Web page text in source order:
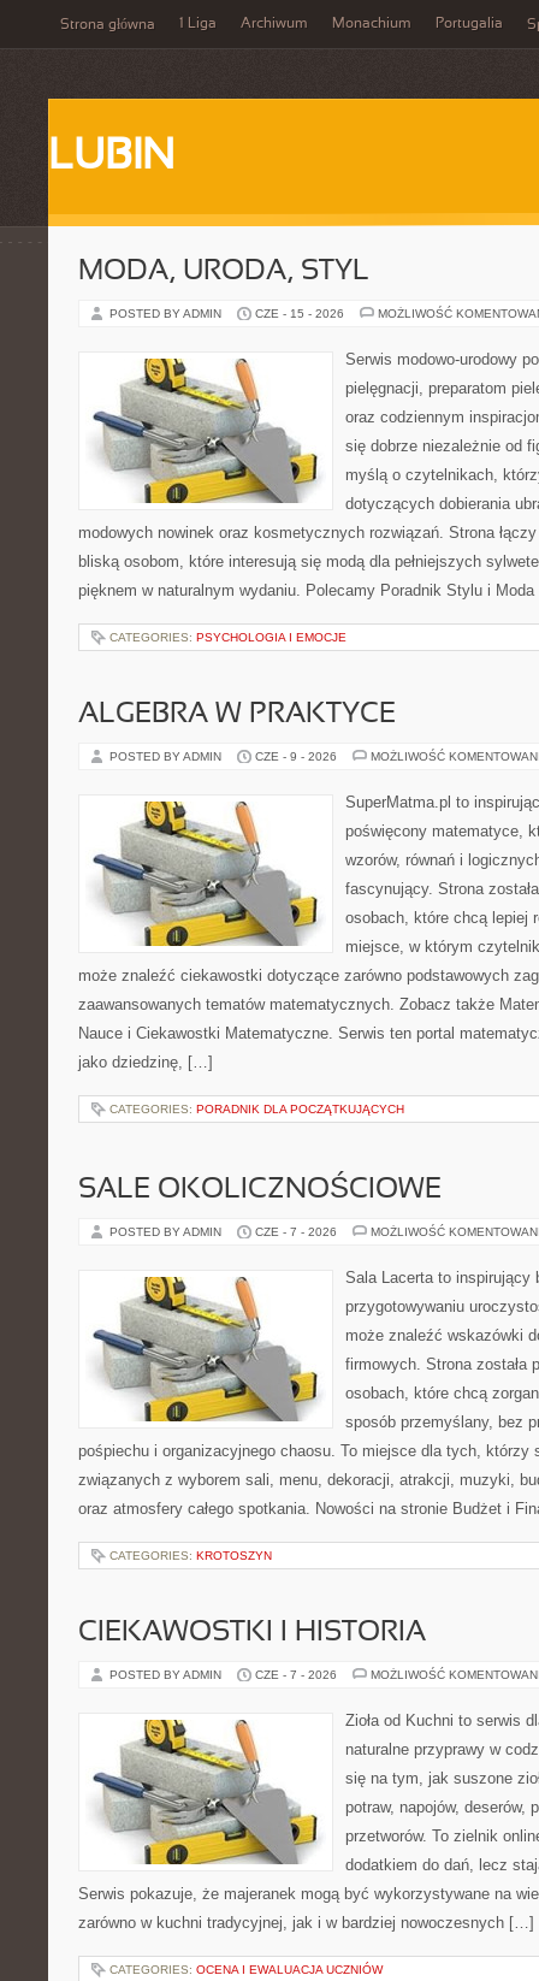
Strona główna 1 Liga Archiwum Monachium Portugalia
LUBIN
MODA, URODA, STYL
POSTED BY ADMIN CZE - 15 - 2026 MOŻLIWOŚĆ
Serwis modowo-urodowy
pielęgnacji, preparatom
oraz codziennym
się dobrze niezależnie od
myślą o czytelnikach,
dotyczących dobierania
modowych nowinek oraz kosmetycznych rozwiązań. Strona
bliską osobom, które interesują się modą dla pełniejszych
pięknem w naturalnym wydaniu. Polecamy Poradnik Stylu i
CATEGORIES: PSYCHOLOGIA I EMOCJE
ALGEBRA W PRAKTYCE
POSTED BY ADMIN CZE - 9 - 2026 MOŻLIWOŚĆ
SuperMatma.pl to
poświęcony matematyce,
wzorów, równań i
fascynujący. Strona
osobach, które chcą lepiej
miejsce, w którym
może znaleźć ciekawostki dotyczące zarówno podstawowych
zaawansowanych tematów matematycznych. Zobacz także
Nauce i Ciekawostki Matematyczne. Serwis ten portal
jako dziedzinę, […]
CATEGORIES: PORADNIK DLA POCZĄTKUJĄCYCH
SALE OKOLICZNOŚCIOWE
POSTED BY ADMIN CZE - 7 - 2026 MOŻLIWOŚĆ
Sala Lacerta to inspirujący
przygotowywaniu
może znaleźć wskazówki
firmowych. Strona została
osobach, które chcą
sposób przemyślany, bez
pośpiechu i organizacyjnego chaosu. To miejsce dla tych, którzy
związanych z wyborem sali, menu, dekoracji, atrakcji, muzyki,
oraz atmosfery całego spotkania. Nowości na stronie Budżet i
CATEGORIES: KROTOSZYN
CIEKAWOSTKI I HISTORIA
POSTED BY ADMIN CZE - 7 - 2026 MOŻLIWOŚĆ
Zioła od Kuchni to serwis
naturalne przyprawy w
się na tym, jak suszone
potraw, napojów, deserów,
przetworów. To zielnik
dodatkiem do dań, lecz
Serwis pokazuje, że majeranek mogą być wykorzystywane na
zarówno w kuchni tradycyjnej, jak i w bardziej nowoczesnych […]
CATEGORIES: OCENA I EWALUACJA UCZNIÓW